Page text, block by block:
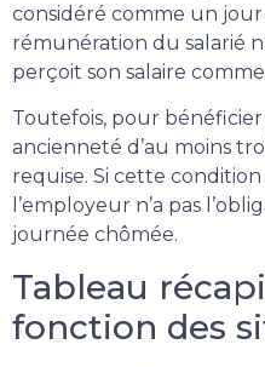
considéré comme un jour
rémunération du salarié
perçoit son salaire comme
Toutefois, pour
ancienneté d’au moins
requise. Si cette condition
l’employeur n’a pas
journée chômée.
Tableau
fonction des